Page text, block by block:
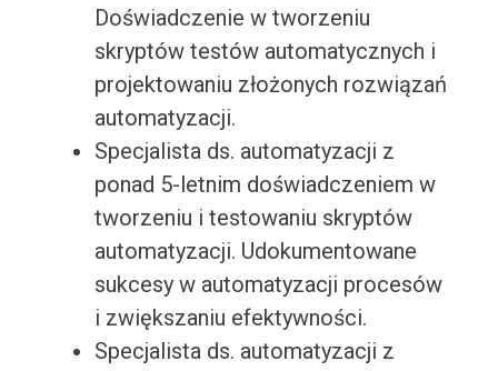
Doświadczenie w tworzeniu
skryptów testów automatycznych i
projektowaniu złożonych rozwiązań
automatyzacji.
Specjalista ds. automatyzacji z
ponad 5-letnim doświadczeniem w
tworzeniu i testowaniu skryptów
automatyzacji. Udokumentowane
sukcesy w automatyzacji procesów
i zwiększaniu efektywności.
Specjalista ds. automatyzacji z